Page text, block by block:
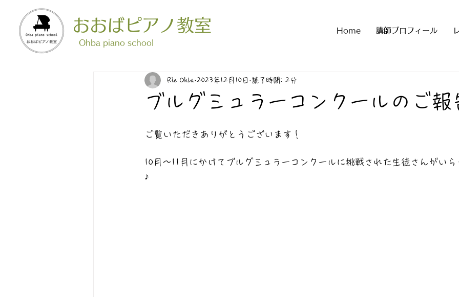
​Ohba piano school
おおばピアノ教室 Home 講師プロフィール
ブルグミュラーコンクールのご報
Rie Ohba 2023年12月10日 読了時間: 2分
ご覧いただきありがとうございます！
10月〜11月にかけてブルグミュラーコンクールに挑戦された生徒さんがい
♪